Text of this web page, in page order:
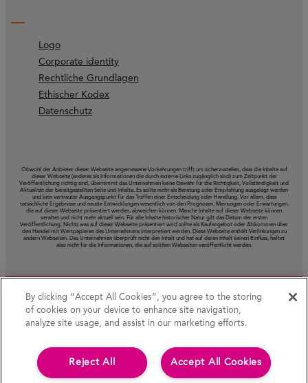
Logo
Corporate identity
Rechtliche Grundlagen
Ethischer Kodex
Datenschutz
Obwohl der Anbieter dieser Webseite angemessene Vorkehrungen trifft um sicherzustellen, dass die Inhalte auf
dieser Webseite (anderes als Informationen die durch externe Links zugänglich sind) zum Zeitpunkt der
Veröffentlichung richtig sind, übernimmt das Unternehmen keine Gewähr für die Richtigkeit, Vollständigkeit und
Aktualität der bereitgestellten Seite und Inhalte. Es sollte nicht als Beratung oder Empfehlung ausgelegt werden
und kein vertrauter Ausgangspunkt für das Treffen einer Entscheidung oder Handlung. Vor allem, dass
tatsächliche Ergebnisse und neuste Entwicklungen wesentlich von den Prognosen, Meinungen oder Erwartungen,
die auf dieser Webseite präsentiert werden, abweichen können. Manche Inhalte auf dieser Webseite können
veraltet und nicht mehr aktuell sein. Für alle Inhalte historischer Natur gilt das Datum der ersten
Veröffentlichung. Nichts was auf dieser Webseite präsentiert wird sollte als Kaufangebot oder Abkommen über
den Handel mit Wertpapieren des Unternehmens interpretiert werden. Diese Webseite enthält Verlinkungen zu
andern Webseiten. Das Unternehmen überprüft nicht den Inhalt und hat auf deren Inhalt keinen Einfluss, haftet
also nicht für die Informationen, die auf solchen Webseiten veröffentlicht werden.
By clicking “Accept All Cookies”, you agree to the storing
of cookies on your device to enhance site navigation,
analyze site usage, and assist in our marketing efforts.
Accept All Cookies
Reject All